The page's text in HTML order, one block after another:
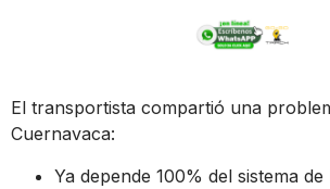
El transportista compartió una
Cuernavaca:
Ya depende 100% del sistema